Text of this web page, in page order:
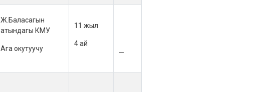
Ж.Баласагын
атындагы КМУ
Ага окутуучу
11 жыл
4 ай
—